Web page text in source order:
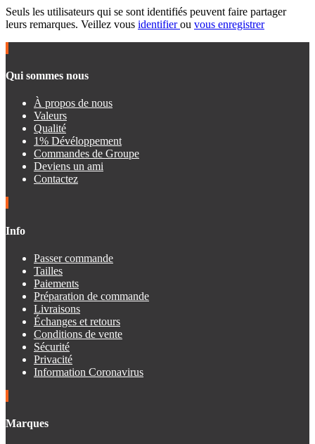
Seuls les utilisateurs qui se sont identifiés peuvent faire partager
leurs remarques. Veillez vous identifierou vous enregistrer
Qui sommes nous
À propos de nous
Valeurs
Qualité
1% Dévéloppement
Commandes de Groupe
Deviens un ami
Contactez
Info
Passer commande
Tailles
Paiements
Préparation de commande
Livraisons
Échanges et retours
Conditions de vente
Sécurité
Privacité
Information Coronavirus
Marques